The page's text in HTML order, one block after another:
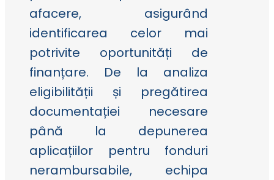
afacere, asigurând
identificarea celor mai
potrivite oportunități de
finanțare. De la analiza
eligibilității și pregătirea
documentației necesare
până la depunerea
aplicațiilor pentru fonduri
nerambursabile, echipa